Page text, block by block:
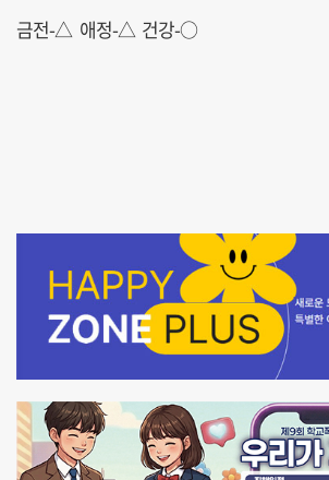
금전-△ 애정-△ 건강-○